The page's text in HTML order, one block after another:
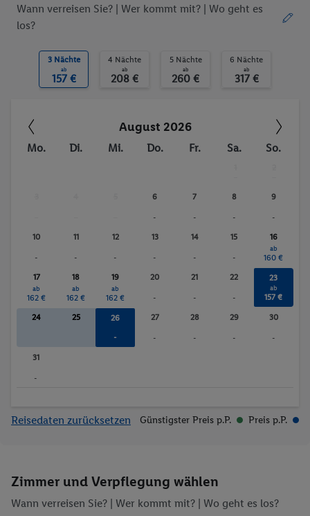
Wann verreisen Sie? | Wer kommt mit? | Wo geht es
los?
3 Nächte
ab
157 €
4 Nächte
ab
208 €
5 Nächte
ab
260 €
6 Nächte
ab
317 €
August 2026
Mo. Di. Mi. Do. Fr. Sa. So.
6
-
7
-
8
-
9
-
10
-
11
-
12
-
13
-
14
-
15
-
16
ab
160 €
17
ab
162 €
18
ab
162 €
19
ab
162 €
20
-
21
-
22
-
23
ab
157 €
24 25
26
-
27
-
28
-
29
-
30
-
31
-
Reisedaten zurücksetzen Günstigster Preis p.P. Preis p.P.
Zimmer und Verpflegung wählen
Wann verreisen Sie? | Wer kommt mit? | Wo geht es los?